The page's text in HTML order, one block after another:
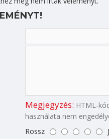
Megjegyzés: HTML-
használata nem
Rossz